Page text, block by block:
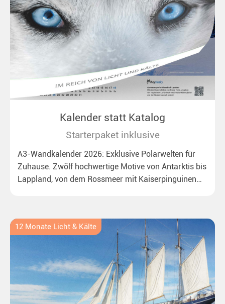
Kalender statt Katalog
Starterpaket inklusive
A3-Wandkalender 2026: Exklusive Polarwelten für
Zuhause. Zwölf hochwertige Motive von Antarktis bis
Lappland, von dem Rossmeer mit Kaiserpinguinen
12 Monate Licht & Kälte